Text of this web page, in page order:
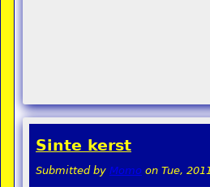
Sinte kerst
Submitted by Momo on Tue,